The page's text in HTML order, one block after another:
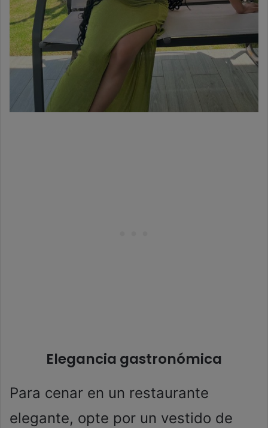
Elegancia gastronómica
Para cenar en un restaurante
elegante, opte por un vestido de